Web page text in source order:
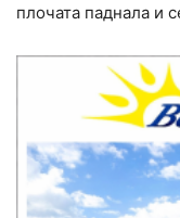
плочата паднала и